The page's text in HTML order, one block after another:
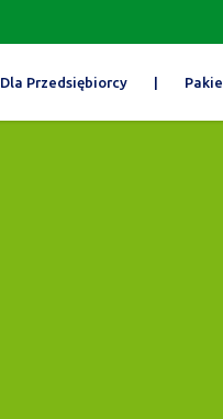
Dla Przedsiębiorcy |